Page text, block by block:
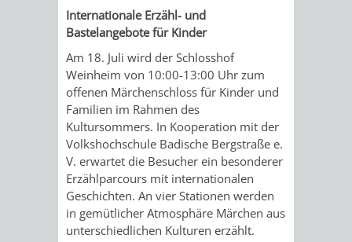
RAMAT
ET
EINRICHTUNGEN
ORTSVEREINE
Internationale Erzähl- und
Bastelangebote für Kinder
Am 18. Juli wird der Schlosshof
Weinheim von 10:00-13:00 Uhr zum
offenen Märchenschloss für Kinder und
Familien im Rahmen des
Kultursommers. In Kooperation mit der
Volkshochschule Badische Bergstraße e.
V. erwartet die Besucher ein besonderer
Erzählparcours mit internationalen
Geschichten. An vier Stationen werden
in gemütlicher Atmosphäre Märchen aus
unterschiedlichen Kulturen erzählt.